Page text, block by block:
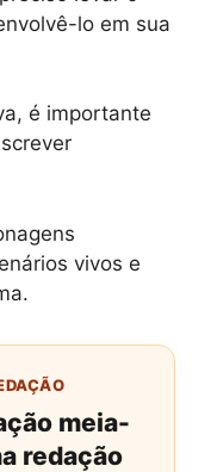
lo em sua
é importante
vivos e
meia-
redação